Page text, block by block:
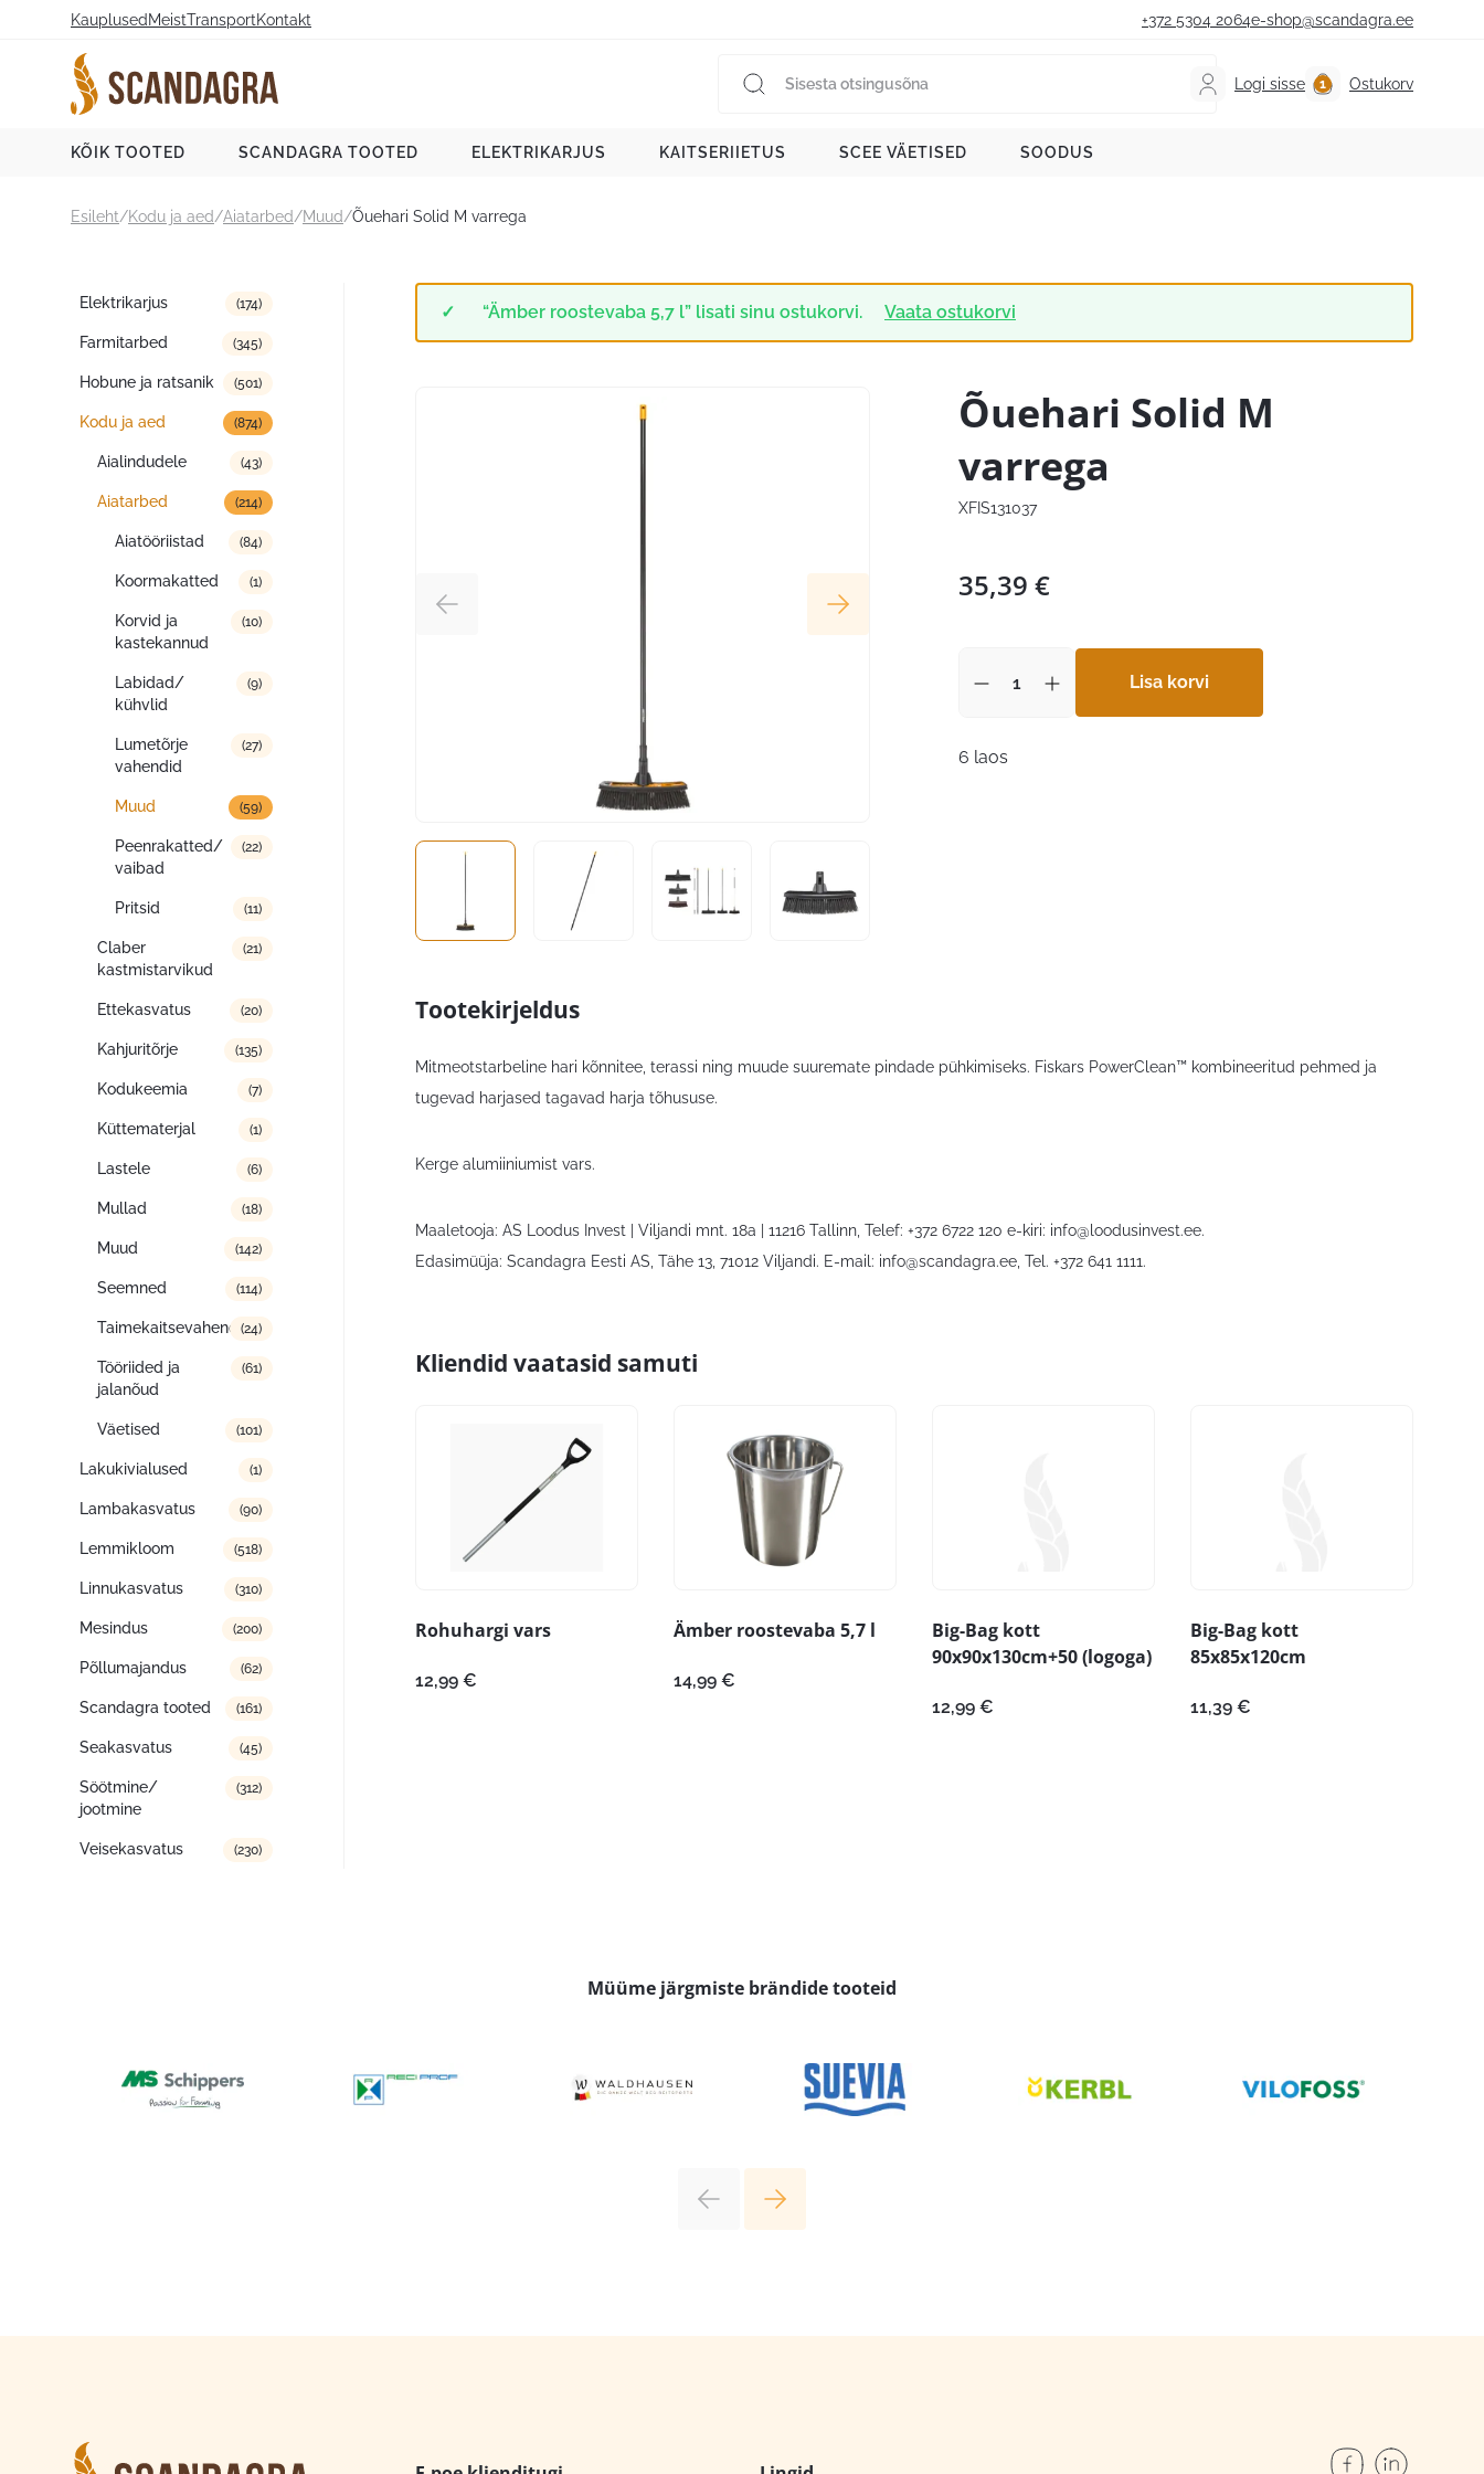
Kauplused MeistTransportKontakt +372 5304 2064e-shop@scandagra.ee
Logi sisse Ostukorv
KÕIK TOOTED SCANDAGRA TOOTED ELEKTRIKARJUS KAITSERIIETUS SCEE VÄETISED SOODUS
Esileht/Kodu ja aed/Aiatarbed/Muud/Õuehari Solid M varrega
Tootekategooriad
Elektrikarjus (174)
Farmitarbed (345)
Hobune ja ratsanik (501)
Kodu ja aed (874)
Aialindudele (43)
Aiatarbed (214)
Aiatööriistad (84)
Koormakatted (1)
Korvid ja
kastekannud
(10)
Labidad/
kühvlid
(9)
Lumetõrje
vahendid
(27)
Muud (59)
Peenrakatted/
vaibad
(22)
Pritsid (11)
Claber
kastmistarvikud
(21)
Ettekasvatus (20)
Kahjuritõrje (135)
Kodukeemia (7)
Küttematerjal (1)
Lastele (6)
Mullad (18)
Muud (142)
Seemned (114)
Taimekaitsevahendid(24)
Tööriided ja
jalanõud
(61)
Väetised (101)
Lakukivialused (1)
Lambakasvatus (90)
Lemmikloom (518)
Linnukasvatus (310)
Mesindus (200)
Põllumajandus (62)
Scandagra tooted (161)
Seakasvatus (45)
Söötmine/
jootmine
(312)
Veisekasvatus (230)
“Ämber roostevaba 5,7 l” lisati sinu ostukorvi. Vaata ostukorvi
Õuehari Solid M
varrega
XFIS131037
35,39 €
Lisa korvi
6 laos
Tootekirjeldus
Mitmeotstarbeline hari kõnnitee, terassi ning muude suuremate pindade pühkimiseks. Fiskars PowerClean™ kombineeritud pehmed ja
tugevad harjased tagavad harja tõhususe.
Kerge alumiiniumist vars.
Maaletooja: AS Loodus Invest | Viljandi mnt. 18a | 11216 Tallinn, Telef: +372 6722 120 e-kiri: info@loodusinvest.ee.
Edasimüüja: Scandagra Eesti AS, Tähe 13, 71012 Viljandi. E-mail: info@scandagra.ee , Tel. +372 641 1111.
Kliendid vaatasid samuti
Rohuhargi vars
12,99 €
Ämber roostevaba 5,7 l
14,99 €
Big-Bag kott
90x90x130cm+50 (logoga)
12,99 €
Big-Bag kott
85x85x120cm
11,39 €
Müüme järgmiste brändide tooteid